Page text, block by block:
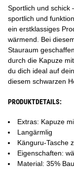
Sportlich und schick
sportlich und
ein erstklassiges
wärmend. Bei
Stauraum
durch die Kapuze
du dich ideal auf
diesem schwarzen
PRODUKTDETAILS:
Extras: Kapuze
Langärmlig
Känguru-Tasche
Eigenschaften:
Material: 35%